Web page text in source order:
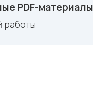
PDF-материалы
работы